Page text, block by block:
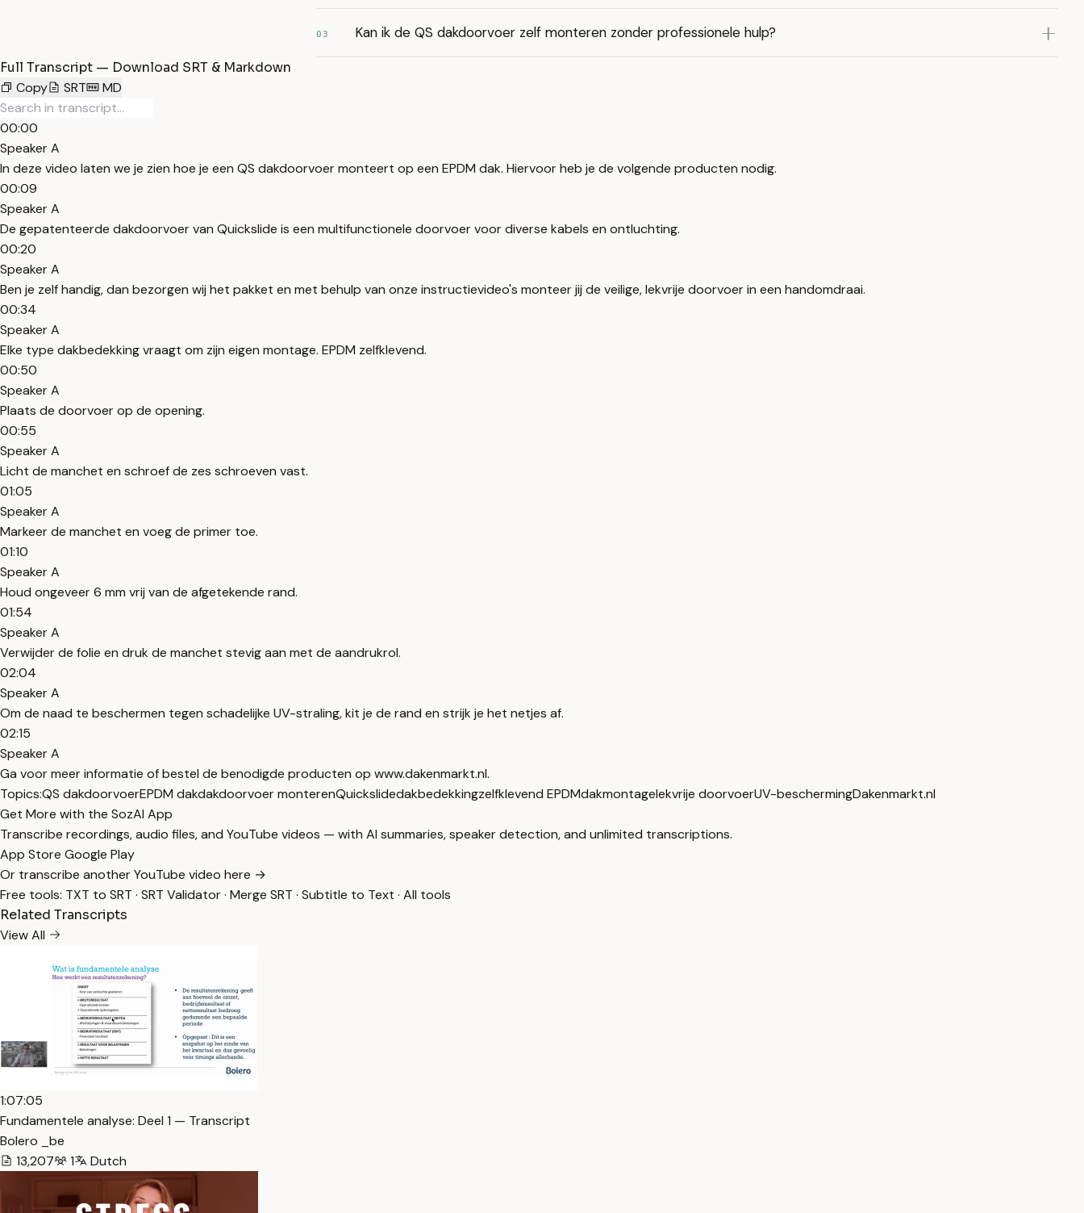
03 Kan ik de QS dakdoorvoer zelf monteren zonder professionele hulp?
Full Transcript — Download SRT & Markdown
Copy
SRT MD
00:00
Speaker A
In deze video laten we je zien hoe je een QS dakdoorvoer monteert op een EPDM dak. Hiervoor heb je de volgende producten nodig.
00:09
Speaker A
De gepatenteerde dakdoorvoer van Quickslide is een multifunctionele doorvoer voor diverse kabels en ontluchting.
00:20
Speaker A
Ben je zelf handig, dan bezorgen wij het pakket en met behulp van onze instructievideo's monteer jij de veilige, lekvrije doorvoer in een handomdraai.
00:34
Speaker A
Elke type dakbedekking vraagt om zijn eigen montage. EPDM zelfklevend.
00:50
Speaker A
Plaats de doorvoer op de opening.
00:55
Speaker A
Licht de manchet en schroef de zes schroeven vast.
01:05
Speaker A
Markeer de manchet en voeg de primer toe.
01:10
Speaker A
Houd ongeveer 6 mm vrij van de afgetekende rand.
01:54
Speaker A
Verwijder de folie en druk de manchet stevig aan met de aandrukrol.
02:04
Speaker A
Om de naad te beschermen tegen schadelijke UV-straling, kit je de rand en strijk je het netjes af.
02:15
Speaker A
Ga voor meer informatie of bestel de benodigde producten op www.dakenmarkt.nl.
Topics:QS dakdoorvoerEPDM dakdakdoorvoer monterenQuickslidedakbedekkingzelfklevend EPDMdakmontagelekvrije doorvoerUV-beschermingDakenmarkt.nl
Get More with the SozAI App
Transcribe recordings, audio files, and YouTube videos — with AI summaries, speaker detection, and unlimited transcriptions.
App Store Google Play
Or transcribe another YouTube video here →
Free tools: TXT to SRT · SRT Validator· Merge SRT · Subtitle to Text · All tools
Related Transcripts
View All
1:07:05
Fundamentele analyse: Deel 1 — Transcript
Bolero _be
13,207
1 Dutch